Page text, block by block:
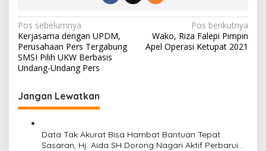
N
a
v
i
g
a
Pos sebelumnya
Kerjasama dengan UPDM,
Perusahaan Pers Tergabung
SMSI Pilih UKW Berbasis
Undang-Undang Pers
Pos berikutnya
Wako, Riza Falepi Pimpin
Apel Operasi Ketupat 2021
Jangan Lewatkan
Data Tak Akurat Bisa Hambat Bantuan Tepat
Sasaran, Hj. Aida SH Dorong Nagari Aktif Perbarui